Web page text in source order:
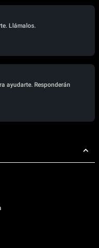
Llámalos.
ayudarte. Responderán